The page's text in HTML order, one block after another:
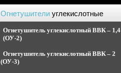
Огнетушители углекислотные
Огнетушитель углекислотный ВВК – 1,4
(ОУ-2)
Огнетушитель углекислотный ВВК – 2
(ОУ-3)